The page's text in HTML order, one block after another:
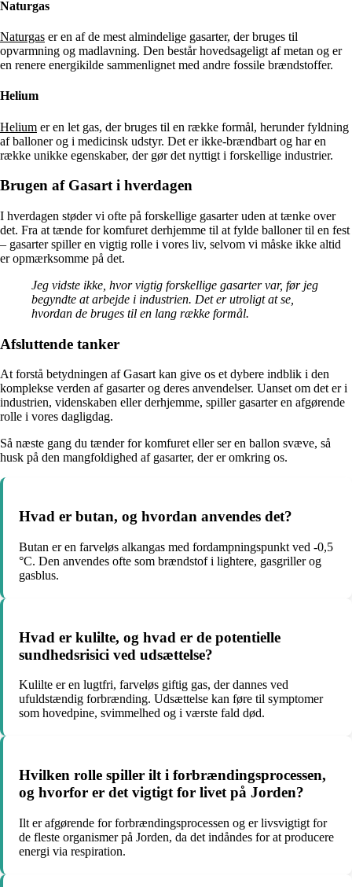
Naturgas
Naturgas er en af de mest almindelige gasarter, der bruges til
opvarmning og madlavning. Den består hovedsageligt af metan og er
en renere energikilde sammenlignet med andre fossile brændstoffer.
Helium
Helium er en let gas, der bruges til en række formål, herunder fyldning
af balloner og i medicinsk udstyr. Det er ikke-brændbart og har en
række unikke egenskaber, der gør det nyttigt i forskellige industrier.
Brugen af Gasart i hverdagen
I hverdagen støder vi ofte på forskellige gasarter uden at tænke over
det. Fra at tænde for komfuret derhjemme til at fylde balloner til en fest
– gasarter spiller en vigtig rolle i vores liv, selvom vi måske ikke altid
er opmærksomme på det.
Jeg vidste ikke, hvor vigtig forskellige gasarter var, før jeg
begyndte at arbejde i industrien. Det er utroligt at se,
hvordan de bruges til en lang række formål.
Afsluttende tanker
At forstå betydningen af Gasart kan give os et dybere indblik i den
komplekse verden af gasarter og deres anvendelser. Uanset om det er i
industrien, videnskaben eller derhjemme, spiller gasarter en afgørende
rolle i vores dagligdag.
Så næste gang du tænder for komfuret eller ser en ballon svæve, så
husk på den mangfoldighed af gasarter, der er omkring os.
Hvad er butan, og hvordan anvendes det?
Butan er en farveløs alkangas med fordampningspunkt ved -0,5
°C. Den anvendes ofte som brændstof i lightere, gasgriller og
gasblus.
Hvad er kulilte, og hvad er de potentielle
sundhedsrisici ved udsættelse?
Kulilte er en lugtfri, farveløs giftig gas, der dannes ved
ufuldstændig forbrænding. Udsættelse kan føre til symptomer
som hovedpine, svimmelhed og i værste fald død.
Hvilken rolle spiller ilt i forbrændingsprocessen,
og hvorfor er det vigtigt for livet på Jorden?
Ilt er afgørende for forbrændingsprocessen og er livsvigtigt for
de fleste organismer på Jorden, da det indåndes for at producere
energi via respiration.